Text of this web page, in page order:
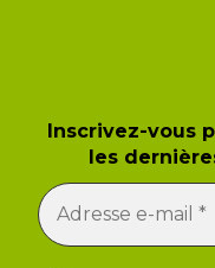
Inscrivez-vous
les